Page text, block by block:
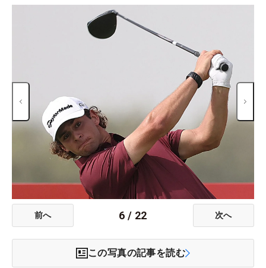
前へ 6 / 22 次へ
この写真の記事を読む